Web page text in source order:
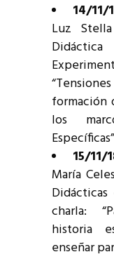
14/
Luz
formación
los
15/
María
charla:
historia
enseñar